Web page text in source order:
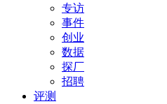
专访
事件
创业
数据
探厂
招聘
评测